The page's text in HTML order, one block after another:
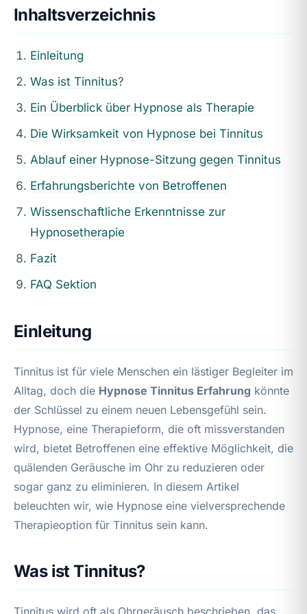
Inhaltsverzeichnis
Einleitung
Was ist Tinnitus?
Ein Überblick über Hypnose als Therapie
Die Wirksamkeit von Hypnose bei Tinnitus
Ablauf einer Hypnose-Sitzung gegen Tinnitus
Erfahrungsberichte von Betroffenen
Wissenschaftliche Erkenntnisse zur
Hypnosetherapie
Fazit
FAQ Sektion
Einleitung
Tinnitus ist für viele Menschen ein lästiger Begleiter im
Alltag, doch die Hypnose Tinnitus Erfahrung könnte
der Schlüssel zu einem neuen Lebensgefühl sein.
Hypnose, eine Therapieform, die oft missverstanden
wird, bietet Betroffenen eine effektive Möglichkeit, die
quälenden Geräusche im Ohr zu reduzieren oder
sogar ganz zu eliminieren. In diesem Artikel
beleuchten wir, wie Hypnose eine vielversprechende
Therapieoption für Tinnitus sein kann.
Was ist Tinnitus?
Tinnitus wird oft als Ohrgeräusch beschrieben, das